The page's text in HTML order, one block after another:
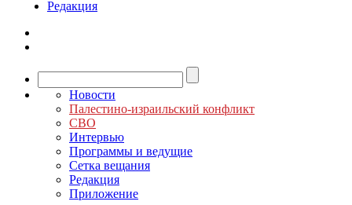
Редакция
Новости
Палестино-израильский конфликт
СВО
Интервью
Программы и ведущие
Сетка вещания
Редакция
Приложение